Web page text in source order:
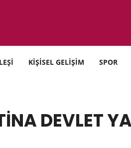
KİŞİSEL GELİŞİM SPOR
DEVLET